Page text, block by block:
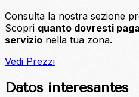
Consulta la nostra sezione
Scopri quanto dovresti
servizio nella tua zona.
Vedi Prezzi
Datos interesantes